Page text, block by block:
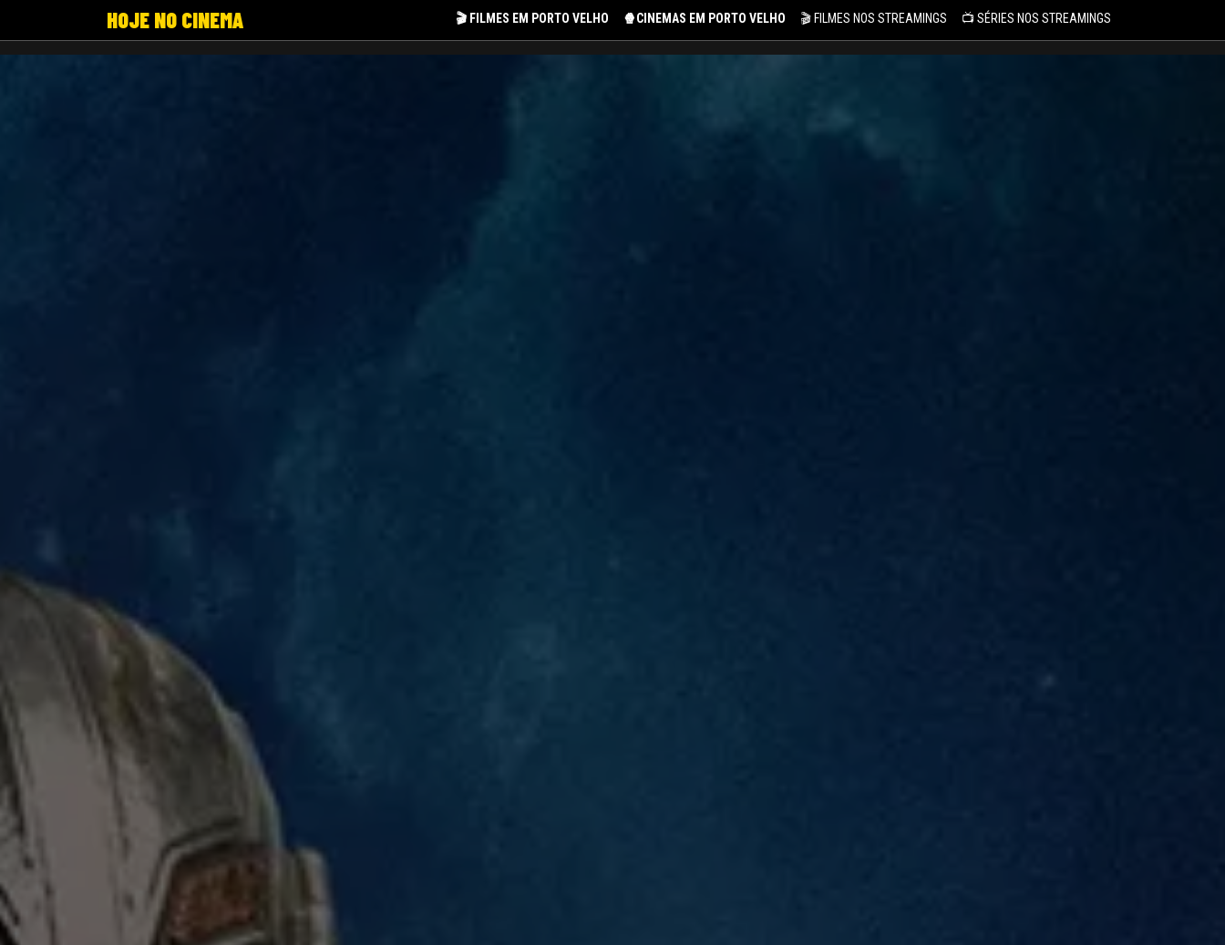
HOJE NO CINEMA 🎬 FILMES EM PORTO VELHO 🍿CINEMAS EM PORTO VELHO 🎬 FILMES NOS STREAMINGS 📺 SÉRIES NOS STREAMINGS